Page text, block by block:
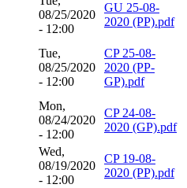
08/25/2020
- 12:00
GU 25-08-
2020 (PP).pdf
Tue,
08/25/2020
- 12:00
CP 25-08-
2020 (PP-
GP).pdf
Mon,
08/24/2020
- 12:00
CP 24-08-
2020 (GP).pdf
Wed,
08/19/2020
- 12:00
CP 19-08-
2020 (PP).pdf